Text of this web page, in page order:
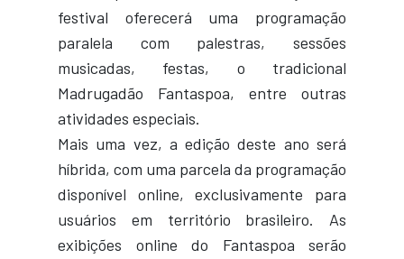
festival oferecerá uma programação
paralela com palestras, sessões
musicadas, festas, o tradicional
Madrugadão Fantaspoa, entre outras
atividades especiais.
Mais uma vez, a edição deste ano será
híbrida, com uma parcela da programação
disponível online, exclusivamente para
usuários em território brasileiro. As
exibições online do Fantaspoa serão